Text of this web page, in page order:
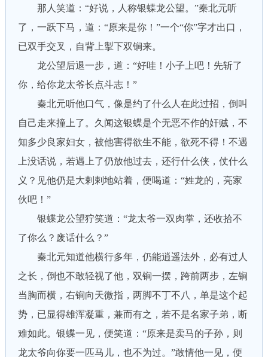
那人笑道：“好说，人称银蝶龙公望。”秦北元听
了，一跃下马，道：“原来是你！”一个“你”字才出口，
已双手交叉，自背上掣下双锏来。
龙公望后退一步，道：“好哇！小子上吧！先斩了
你，给你龙太爷长点斗志！”
秦北元听他口气，像是约了什么人在此过招，倒叫
自己走来撞上了。久闻这银蝶是个无恶不作的奸贼，不
知多少良家妇女，被他害得欲生不能，欲死不得！不遇
上没话说，若遇上了仍放他过去，还行什么侠，仗什么
义？见他仍是大剌剌地站着，便喝道：“姓龙的，亮家
伙吧！”
银蝶龙公望狞笑道：“龙太爷一双肉掌，还收拾不
了你么？废话什么？”
秦北元知道他横行多年，仍能逍遥法外，必有过人
之长，倒也不敢轻视了他，双锏一摆，跨前两步，左锏
当胸而横，右锏向天微指，两脚不丁不八，单是这个起
势，已显得雄浑凝重，兼而有之，若不是名家子弟，断
难如此。银蝶一见，便笑道：“原来是卖马的子孙，则
龙太爷向你要一匹马儿，也不为过。”敢情他一见，便